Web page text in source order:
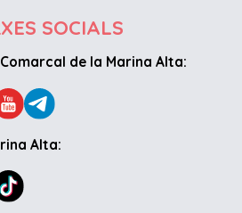
SOCIALS
de la Marina Alta:
Alta: